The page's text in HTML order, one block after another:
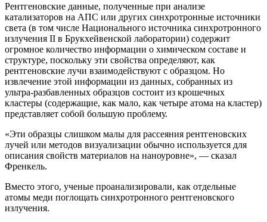
Рентгеновские данные, полученные при анализе
катализаторов на АПС или других синхротронные источники
света (в том числе Национального источника синхротронного
излучения II в Брукхейвенской лаборатории) содержит
огромное количество информации о химическом составе и
структуре, поскольку эти свойства определяют, как
рентгеновские лучи взаимодействуют с образцом. Но
извлечение этой информации из данных, собранных из
ультра-разбавленных образцов состоит из крошечных
кластеры (содержащие, как мало, как четыре атома на кластер)
представляет собой большую проблему.
«Эти образцы слишком малы для рассеяния рентгеновских
лучей или методов визуализации обычно используется для
описания свойств материалов на наноуровне», — сказал
Френкель.
Вместо этого, ученые проанализировали, как отдельные
атомы меди поглощать синхротронного рентгеновского
излучения.